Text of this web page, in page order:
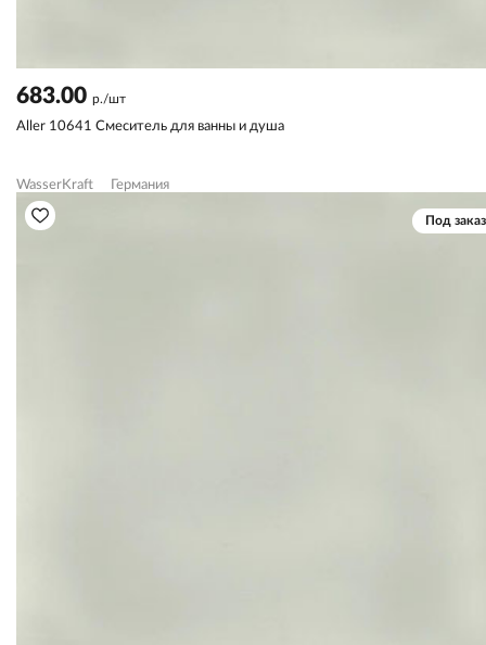
683.00 р./шт
Aller 10641 Смеситель для ванны и душа
WasserKraft Германия
Под заказ